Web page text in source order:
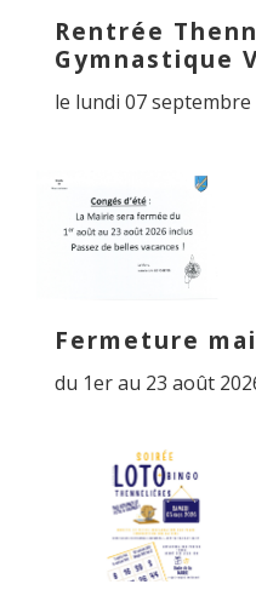
Rentrée
Gymnastique
le lundi 07 septembre
Fermeture
du 1er au 23 août